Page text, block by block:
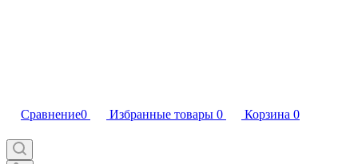
Сравнение0 Избранные товары 0 Корзина 0